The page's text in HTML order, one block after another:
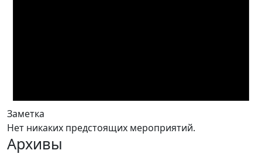
Заметка
Нет никаких предстоящих мероприятий.
Архивы